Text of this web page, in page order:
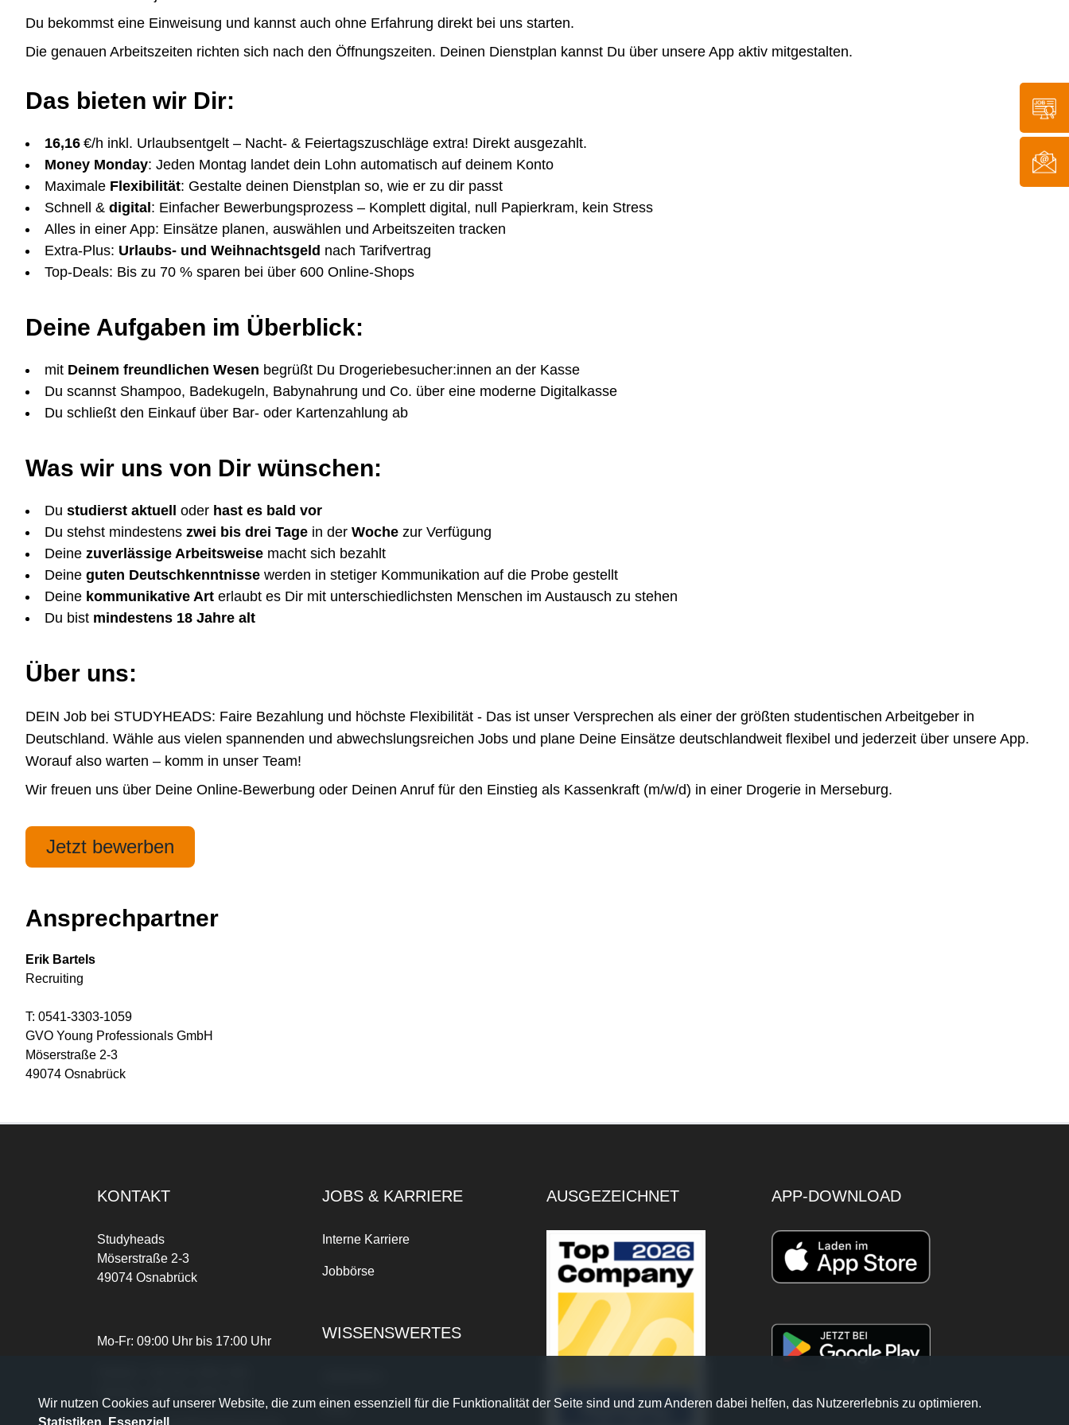
Du bekommst eine Einweisung und kannst auch ohne Erfahrung direkt bei uns starten.
Die genauen Arbeitszeiten richten sich nach den Öffnungszeiten. Deinen Dienstplan kannst Du über unsere App aktiv mitgestalten.
Das bieten wir Dir:
16,16 €/h inkl. Urlaubsentgelt – Nacht- & Feiertagszuschläge extra! Direkt ausgezahlt.
Money Monday: Jeden Montag landet dein Lohn automatisch auf deinem Konto
Maximale Flexibilität: Gestalte deinen Dienstplan so, wie er zu dir passt
Schnell & digital : Einfacher Bewerbungsprozess – Komplett digital, null Papierkram, kein Stress
Alles in einer App: Einsätze planen, auswählen und Arbeitszeiten tracken
Extra-Plus: Urlaubs- und Weihnachtsgeld nach Tarifvertrag
Top-Deals: Bis zu 70 % sparen bei über 600 Online-Shops
Deine Aufgaben im Überblick:
mit Deinem freundlichen Wesen begrüßt Du Drogeriebesucher:innen an der Kasse
Du scannst Shampoo, Badekugeln, Babynahrung und Co. über eine moderne Digitalkasse
Du schließt den Einkauf über Bar- oder Kartenzahlung ab
Was wir uns von Dir wünschen:
Du studierst aktuell oder hast es bald vor
Du stehst mindestens zwei bis drei Tage in der Woche zur Verfügung
Deine zuverlässige Arbeitsweise macht sich bezahlt
Deine guten Deutschkenntnisse werden in stetiger Kommunikation auf die Probe gestellt
Deine kommunikative Art erlaubt es Dir mit unterschiedlichsten Menschen im Austausch zu stehen
Du bist mindestens 18 Jahre alt
Über uns:
DEIN Job bei STUDYHEADS: Faire Bezahlung und höchste Flexibilität - Das ist unser Versprechen als einer der größten studentischen Arbeitgeber in
Deutschland. Wähle aus vielen spannenden und abwechslungsreichen Jobs und plane Deine Einsätze deutschlandweit flexibel und jederzeit über unsere App.
Worauf also warten – komm in unser Team!
Wir freuen uns über Deine Online-Bewerbung oder Deinen Anruf für den Einstieg als Kassenkraft (m/w/d) in einer Drogerie in Merseburg.
Jetzt bewerben
Ansprechpartner
Erik Bartels
Recruiting
T: 0541-3303-1059
GVO Young Professionals GmbH
Möserstraße 2-3
49074 Osnabrück
KONTAKT
Studyheads
Möserstraße 2-3
49074 Osnabrück
Mo-Fr: 09:00 Uhr bis 17:00 Uhr
JOBS & KARRIERE
Interne Karriere
Jobbörse
WISSENSWERTES
Blog
AUSGEZEICHNET APP-DOWNLOAD
Wir nutzen Cookies auf unserer Website, die zum einen essenziell für die Funktionalität der Seite sind und zum Anderen dabei helfen, das Nutzererlebnis zu optimieren.
Statistiken, Essenziell